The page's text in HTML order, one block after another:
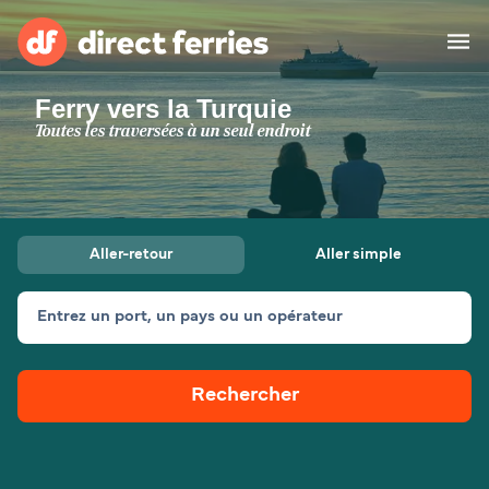
Compagnies de ferry
Pays
Billet de bateau
Traversées et ports
Canada (FR)
Mon Compte
Ferry vers la Turquie
Toutes les traversées à un seul endroit
Aller-retour Aller simple
Entrez un port, un pays ou un opérateur
Rechercher